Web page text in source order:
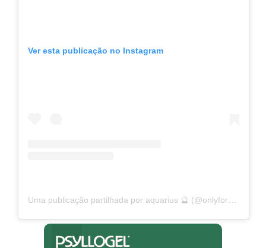
Ver esta publicação no Instagram